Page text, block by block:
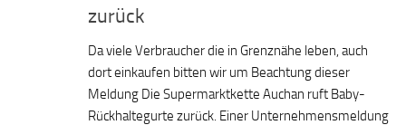
zurück
Da viele Verbraucher die in Grenznähe leben, auch
dort einkaufen bitten wir um Beachtung dieser
Meldung Die Supermarktkette Auchan ruft Baby-
Rückhaltegurte zurück. Einer Unternehmensmeldung